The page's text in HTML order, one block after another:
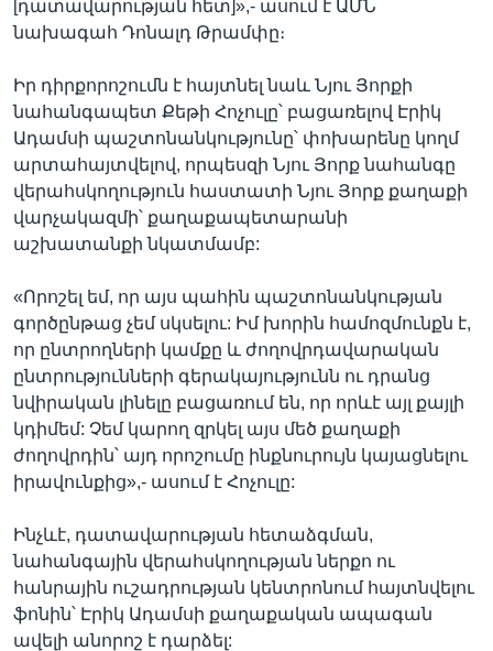
[դատավարության հետ]»,- ասում է ԱՄՆ
նախագահ Դոնալդ Թրամփը։
Իր դիրքորոշումն է հայտնել նաև Նյու Յորքի
նահանգապետ Քեթի Հոչուլը՝ բացառելով Էրիկ
Ադամսի պաշտոնանկությունը՝ փոխարենը կողմ
արտահայտվելով, որպեսզի Նյու Յորք նահանգը
վերահսկողություն հաստատի Նյու Յորք քաղաքի
վարչակազմի՝ քաղաքապետարանի
աշխատանքի նկատմամբ:
«Որոշել եմ, որ այս պահին պաշտոնանկության
գործընթաց չեմ սկսելու: Իմ խորին համոզմունքն է,
որ ընտրողների կամքը և ժողովրդավարական
ընտրությունների գերակայությունն ու դրանց
նվիրական լինելը բացառում են, որ որևէ այլ քայլի
կդիմեմ: Չեմ կարող զրկել այս մեծ քաղաքի
ժողովրդին՝ այդ որոշումը ինքնուրույն կայացնելու
իրավունքից»,- ասում է Հոչուլը:
Ինչևէ, դատավարության հետաձգման,
նահանգային վերահսկողության ներքո ու
հանրային ուշադրության կենտրոնում հայտնվելու
ֆոնին՝ Էրիկ Ադամսի քաղաքական ապագան
ավելի անորոշ է դարձել: